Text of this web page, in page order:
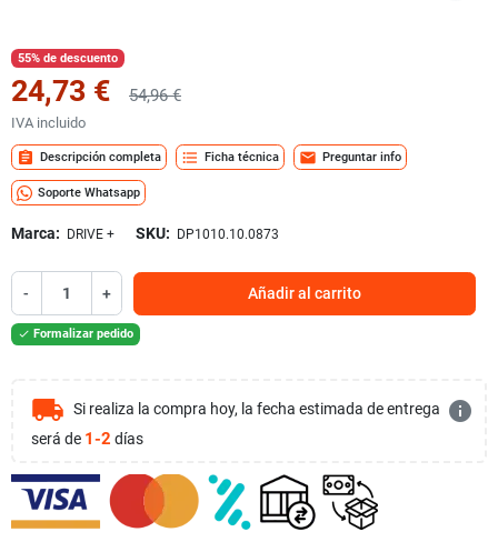
55% de descuento
24,73 € 54,96 €
IVA incluido
assignment Descripción completa format_list_bulleted Ficha técnica mail Preguntar info
Soporte Whatsapp
Marca: DRIVE + SKU: DP1010.10.0873
- + Añadir al carrito
 Formalizar pedido
local_shipping Si realiza la compra hoy, la fecha estimada de entrega
será de 1-2 días
info